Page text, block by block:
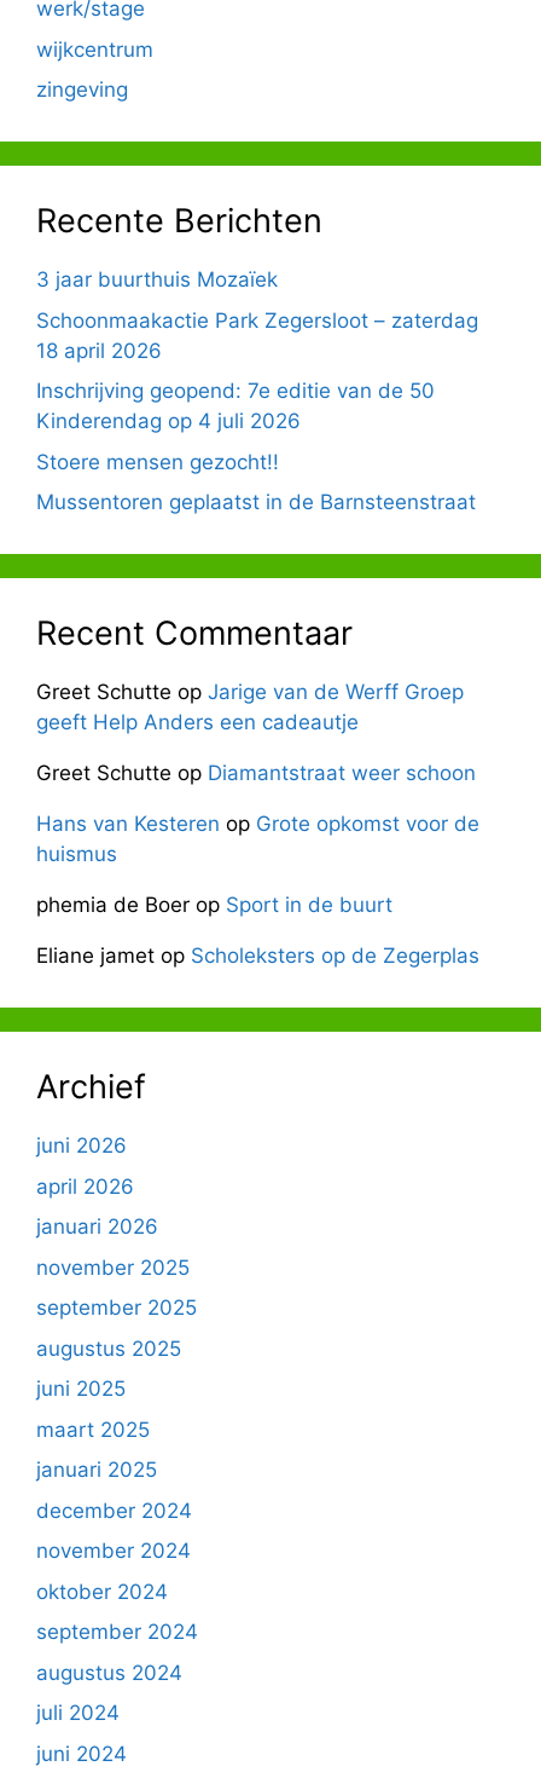
werk/stage
wijkcentrum
zingeving
Recente Berichten
3 jaar buurthuis Mozaïek
Schoonmaakactie Park Zegersloot – zaterdag
18 april 2026
Inschrijving geopend: 7e editie van de 50
Kinderendag op 4 juli 2026
Stoere mensen gezocht!!
Mussentoren geplaatst in de Barnsteenstraat
Recent Commentaar
Greet Schutte op Jarige van de Werff Groep
geeft Help Anders een cadeautje
Greet Schutte op Diamantstraat weer schoon
Hans van Kesteren op Grote opkomst voor de
huismus
phemia de Boer op Sport in de buurt
Eliane jamet op Scholeksters op de Zegerplas
Archief
juni 2026
april 2026
januari 2026
november 2025
september 2025
augustus 2025
juni 2025
maart 2025
januari 2025
december 2024
november 2024
oktober 2024
september 2024
augustus 2024
juli 2024
juni 2024